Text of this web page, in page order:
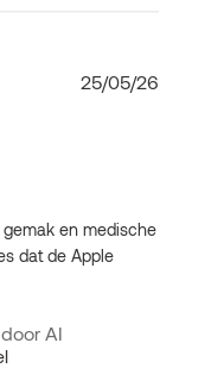
en medische
dat de Apple
AI
25/05/26